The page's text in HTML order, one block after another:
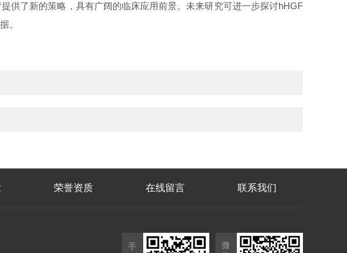
供了新的策略，具有广阔的临床应用前景。未来研究可进一步探讨hHGF
。
荣誉资质 在线留言 联系我们
手
微